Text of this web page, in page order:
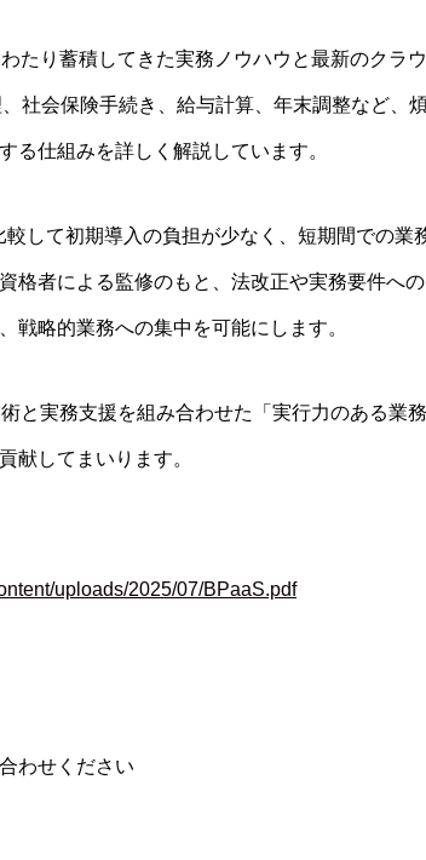
たり蓄積してきた実務ノウハウと最新のクラ
社会保険手続き、給与計算、年末調整など、
る仕組みを詳しく解説しています。
して初期導入の負担が少なく、短期間での業
格者による監修のもと、法改正や実務要件へ
戦略的業務への集中を可能にします。
と実務支援を組み合わせた「実行力のある業
献してまいります。
uploads/2025/07/BPaaS.pdf
わせください